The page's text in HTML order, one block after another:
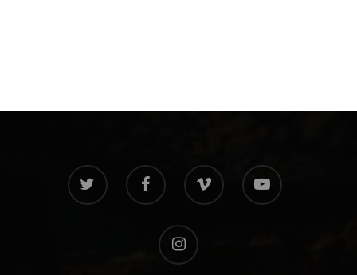
twitter facebook vimeo youtube
instagram